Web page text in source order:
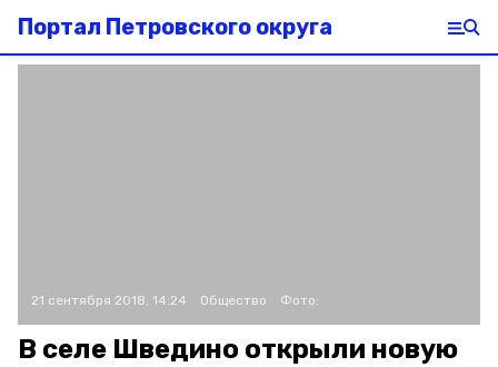
Портал Петровского округа
21 сентября 2018, 14:24 Общество Фото:
В селе Шведино открыли новую